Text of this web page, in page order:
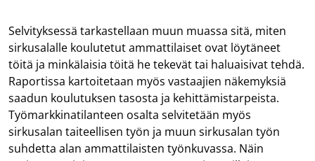
Selvityksessä tarkastellaan muun muassa sitä, miten
sirkusalalle koulutetut ammattilaiset ovat löytäneet
töitä ja minkälaisia töitä he tekevät tai haluaisivat tehdä.
Raportissa kartoitetaan myös vastaajien näkemyksiä
saadun koulutuksen tasosta ja kehittämistarpeista.
Työmarkkinatilanteen osalta selvitetään myös
sirkusalan taiteellisen työn ja muun sirkusalan työn
suhdetta alan ammattilaisten työnkuvassa. Näin